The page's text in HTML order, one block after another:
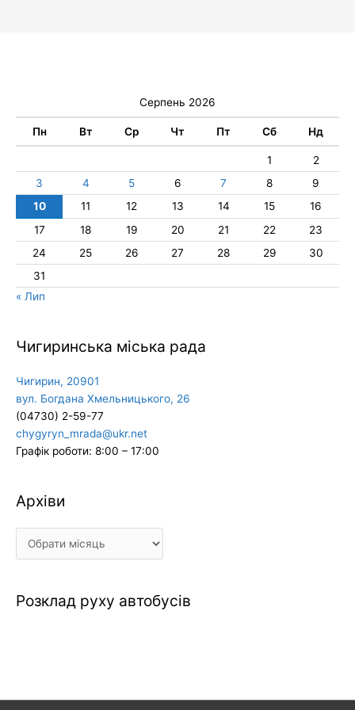
Серпень 2026
Пн Вт Ср Чт Пт Сб Нд
1
2
3
4 5 6 7 8
9
10
11 12 13 14 15
16
17
18 19 20 21 22
23
24
25 26 27 28 29
30
31
« Лип
Чигиринська міська рада
Чигирин, 20901
вул. Богдана Хмельницького, 26
(04730) 2-59-77
chygyryn_mrada@ukr.net
Графік роботи: 8:00 – 17:00
Архіви
Архіви
Розклад руху автобусів